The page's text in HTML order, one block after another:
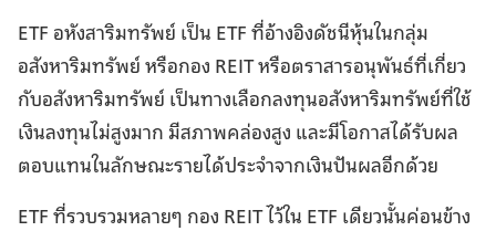
ETF อหังสาริมทรัพย์ เป็น ETF ที่อ้างอิงดัชนีหุ้นในกลุ่ม
อสังหาริมทรัพย์ หรือกอง REIT หรือตราสารอนุพันธ์ที่เกี่ยว
กับอสังหาริมทรัพย์ เป็นทางเลือกลงทุนอสังหาริมทรัพย์ที่ใช้
เงินลงทุนไม่สูงมาก มีสภาพคล่องสูง และมีโอกาสได้รับผล
ตอบแทนในลักษณะรายได้ประจำจากเงินปันผลอีกด้วย
ETF ที่รวบรวมหลายๆ กอง REIT ไว้ใน ETF เดียวนั้นค่อนข้าง